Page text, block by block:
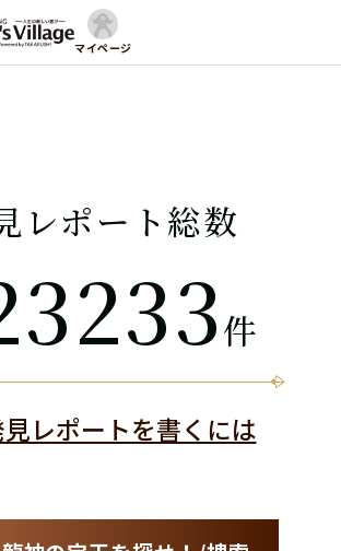
マイページ
レポート総数
件
レポートを書くには